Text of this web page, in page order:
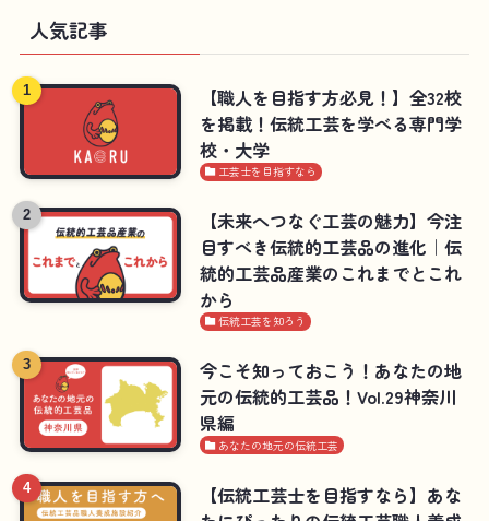
人気記事
【職人を目指す方必見！】全32校
を掲載！伝統工芸を学べる専門学
校・大学
工芸士を目指すなら
【未来へつなぐ工芸の魅力】今注
目すべき伝統的工芸品の進化｜伝
統的工芸品産業のこれまでとこれ
から
伝統工芸を知ろう
今こそ知っておこう！あなたの地
元の伝統的工芸品！Vol.29神奈川
県編
あなたの地元の伝統工芸
【伝統工芸士を目指すなら】あな